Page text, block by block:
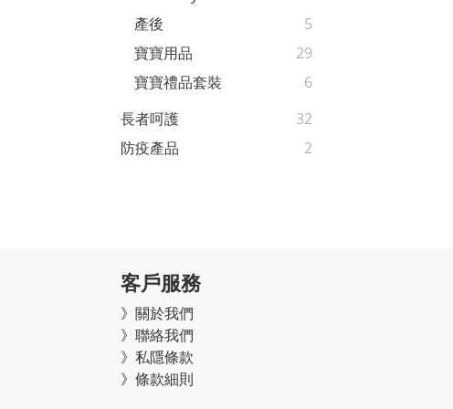
產後
5
寶寶用品
29
寶寶禮品套裝
6
長者呵護
32
防疫產品
2
客戶服務
》關於我們
》聯絡我們
》私隱條款
》條款細則